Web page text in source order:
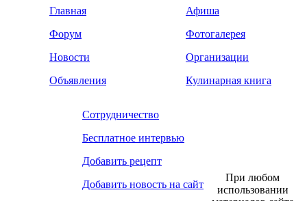
Главная
Форум
Новости
Объявления
Афиша
Фотогалерея
Организации
Кулинарная книга
Сотрудничество
Бесплатное интервью
Добавить рецепт
Добавить новость на сайт
При любом
использовании